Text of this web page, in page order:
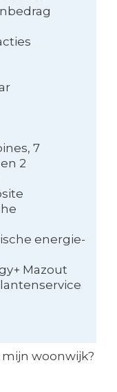
7
2
energie-
Mazout
woonwijk?